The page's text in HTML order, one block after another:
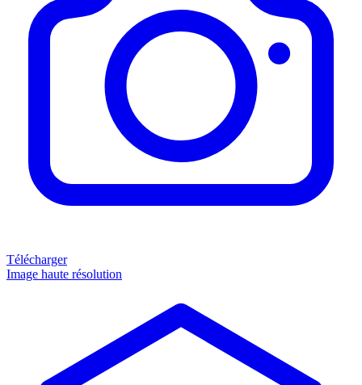
Télécharger
Image haute résolution